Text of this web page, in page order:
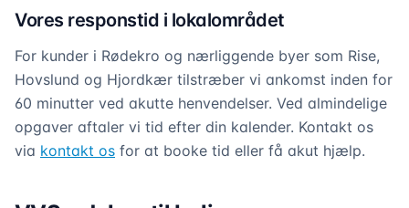
Vores responstid i lokalområdet
For kunder i Rødekro og nærliggende byer som Rise,
Hovslund og Hjordkær tilstræber vi ankomst inden for
60 minutter ved akutte henvendelser. Ved almindelige
opgaver aftaler vi tid efter din kalender. Kontakt os
via kontakt os for at booke tid eller få akut hjælp.